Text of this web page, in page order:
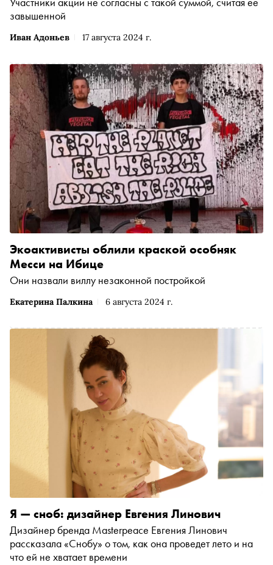
Иван Адоньев 17 августа 2024 г.
завышенной
Екатерина Палкина 6 августа 2024 г.
Экоактивисты облили краской особняк
Месси на Ибице
Они назвали виллу незаконной постройкой
Я — сноб: дизайнер Евгения Линович
Дизайнер бренда Masterpeace Евгения Линович
рассказала «Снобу» о том, как она проведет лето и на
что ей не хватает времени